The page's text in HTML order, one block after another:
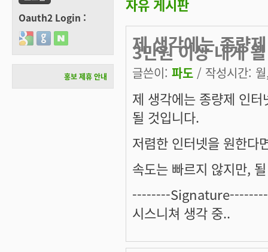
자유 게시판
제 생각에는 종량
3만원 이상 내게 될
글쓴이: 파도 / 작성시간:
제 생각에는 종량제 인
될 것입니다.
저렴한 인터넷을 원한다
속도는 빠르지 않지만,
--------Signature--------
시스니쳐 생각 중..
Oauth2 Login :
Login with Google
Login with GitHub
Login with Naver
홍보 제휴 안내